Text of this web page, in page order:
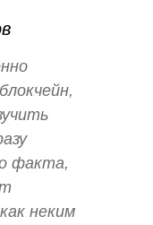
факта,
неким